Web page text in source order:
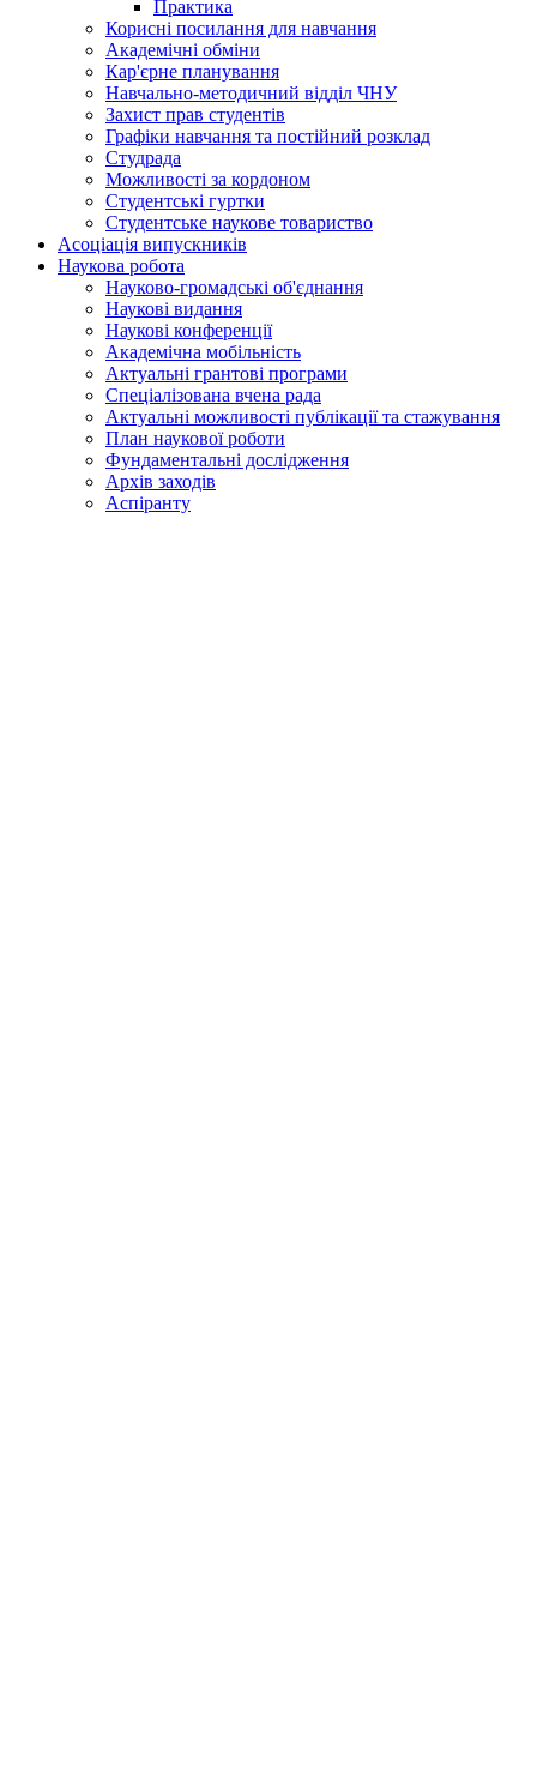
Практика
Корисні посилання для навчання
Академічні обміни
Кар'єрне планування
Навчально-методичний відділ ЧНУ
Захист прав студентів
Графіки навчання та постійний розклад
Студрада
Можливості за кордоном
Студентські гуртки
Студентське наукове товариство
Асоціація випускників
Наукова робота
Науково-громадські об'єднання
Наукові видання
Наукові конференції
Академічна мобільність
Актуальні грантові програми
Спеціалізована вчена рада
Актуальні можливості публікації та стажування
План наукової роботи
Фундаментальні дослідження
Архів заходів
Аспіранту